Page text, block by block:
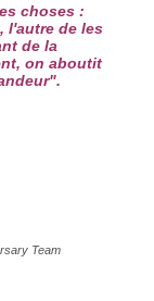
choses :
l'autre de les
de la
on aboutit
Team